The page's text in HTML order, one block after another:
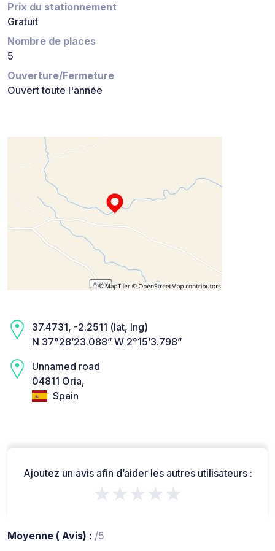
Prix du stationnement
Gratuit
Nombre de places
5
Ouverture/Fermeture
Ouvert toute l'année
37.4731, -2.2511 (lat, lng)
N 37°28’23.088” W 2°15’3.798”
Unnamed road
04811 Oria,
Spain
Ajoutez un avis afin d’aider les autres utilisateurs :
★★★★★
Moyenne ( Avis) : /5